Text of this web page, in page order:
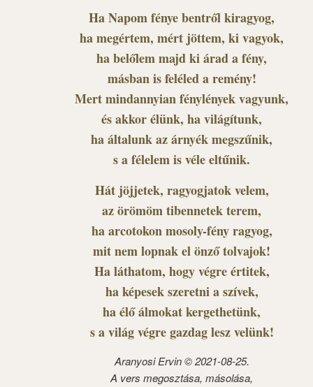
Ha Napom fénye bentről kiragyog,
ha megértem, mért jöttem, ki vagyok,
ha belőlem majd ki árad a fény,
másban is feléled a remény!
Mert mindannyian fénylények vagyunk,
és akkor élünk, ha világítunk,
ha általunk az árnyék megszűnik,
s a félelem is véle eltűnik.
Hát jöjjetek, ragyogjatok velem,
az örömöm tibennetek terem,
ha arcotokon mosoly-fény ragyog,
mit nem lopnak el önző tolvajok!
Ha láthatom, hogy végre értitek,
ha képesek szeretni a szívek,
ha élő álmokat kergethetünk,
s a világ végre gazdag lesz velünk!
Aranyosi Ervin © 2021-08-25.
A vers megosztása, másolása,